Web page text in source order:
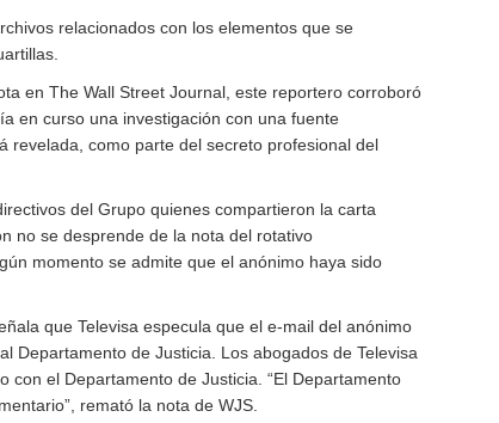
relacionados con los elementos que se
en The Wall Street Journal, este reportero corroboró
en curso una investigación con una fuente
revelada, como parte del secreto profesional del
del Grupo quienes compartieron la carta
no se desprende de la nota del rotativo
momento se admite que el anónimo haya sido
que Televisa especula que el e-mail del anónimo
Departamento de Justicia. Los abogados de Televisa
con el Departamento de Justicia. “El Departamento
remató la nota de WJS.